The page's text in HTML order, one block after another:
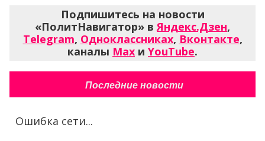
Подпишитесь на новости
«ПолитНавигатор» вЯндекс.Дзен,
Telegram, Одноклассниках, Вконтакте,
каналы Max и YouTube.
Последние новости
Ошибка сети...